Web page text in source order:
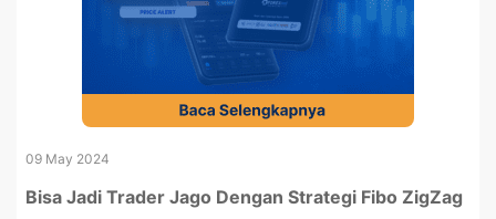
09 May 2024
Bisa Jadi Trader Jago Dengan Strategi Fibo ZigZag